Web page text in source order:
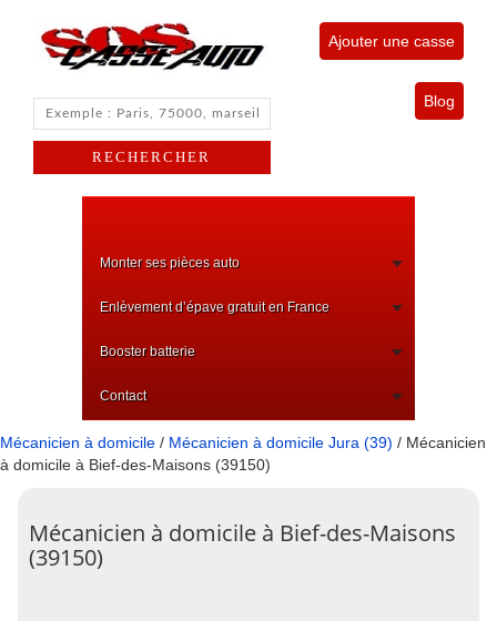
Ajouter une casse
Blog
Monter ses pièces auto
Enlèvement d’épave gratuit en France
Booster batterie
Contact
Mécanicien à domicile / Mécanicien à domicile Jura (39) / Mécanicien
à domicile à Bief-des-Maisons (39150)
Mécanicien à domicile à Bief-des-Maisons
(39150)